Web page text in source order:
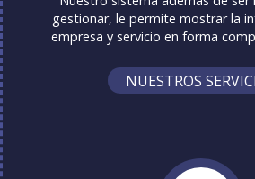
gestionar, le permite mostrar la
empresa y servicio en forma
NUESTROS